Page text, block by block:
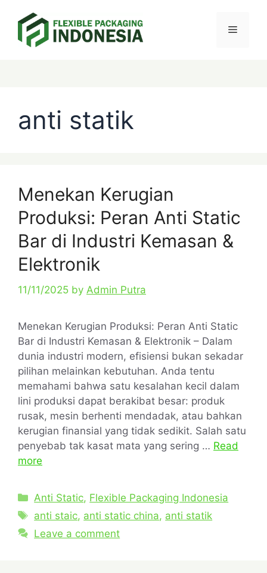
content
anti statik
Menekan Kerugian
Produksi: Peran Anti Static
Bar di Industri Kemasan &
Elektronik
11/11/2025 by Admin Putra
Menekan Kerugian Produksi: Peran Anti Static
Bar di Industri Kemasan & Elektronik – Dalam
dunia industri modern, efisiensi bukan sekadar
pilihan melainkan kebutuhan. Anda tentu
memahami bahwa satu kesalahan kecil dalam
lini produksi dapat berakibat besar: produk
rusak, mesin berhenti mendadak, atau bahkan
kerugian finansial yang tidak sedikit. Salah satu
penyebab tak kasat mata yang sering … Read
more
Anti Static, Flexible Packaging Indonesia
anti staic, anti static china, anti statik
Leave a comment